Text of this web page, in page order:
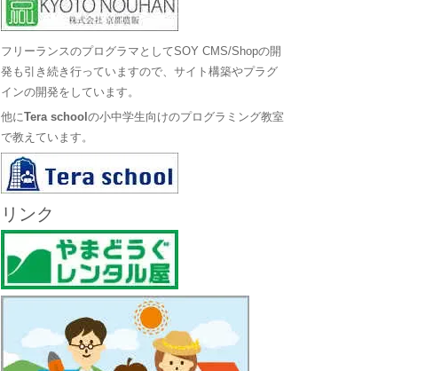
フリーランスのプログラマとしてSOY CMS/Shopの開
発も引き続き行っていますので、サイト構築やプラグ
インの開発をしています。
他にTera schoolの小中学生向けのプログラミング教室
で教えています。
リンク